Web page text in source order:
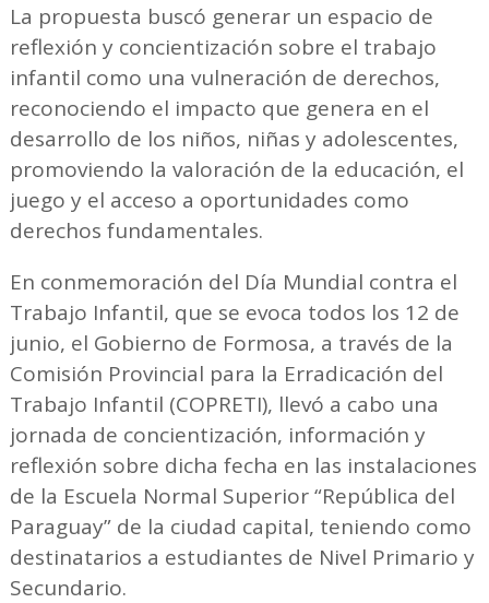
La propuesta buscó generar un espacio de
reflexión y concientización sobre el trabajo
infantil como una vulneración de derechos,
reconociendo el impacto que genera en el
desarrollo de los niños, niñas y adolescentes,
promoviendo la valoración de la educación, el
juego y el acceso a oportunidades como
derechos fundamentales.
En conmemoración del Día Mundial contra el
Trabajo Infantil, que se evoca todos los 12 de
junio, el Gobierno de Formosa, a través de la
Comisión Provincial para la Erradicación del
Trabajo Infantil (COPRETI), llevó a cabo una
jornada de concientización, información y
reflexión sobre dicha fecha en las instalaciones
de la Escuela Normal Superior “República del
Paraguay” de la ciudad capital, teniendo como
destinatarios a estudiantes de Nivel Primario y
Secundario.